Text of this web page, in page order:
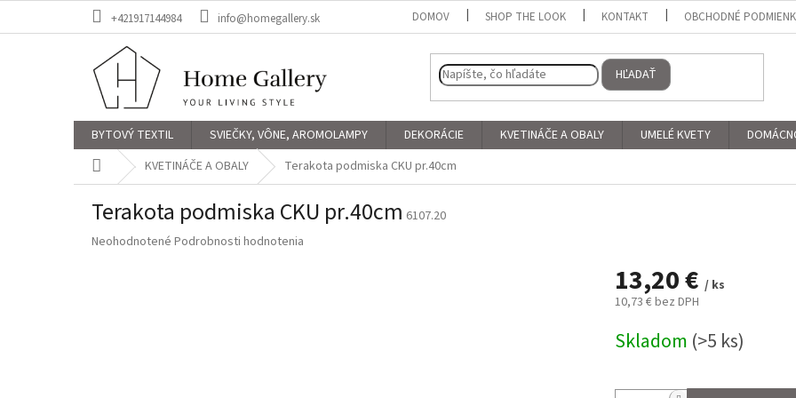
+421917144984 info@homegallery.sk DOMOV SHOP THE LOOK KONTAKT OBCHODNÉ
HĽADAŤ
BYTOVÝ TEXTIL SVIEČKY, VÔNE, AROMOLAMPY DEKORÁCIE KVETINÁČE A OBALY UMELÉ KVETY
DomovKVETINÁČE A OBALY Terakota podmiska CKU pr.40cm
Terakota podmiska CKU pr.40cm 6107.20
Priemerné
Neohodnotené Podrobnosti hodnotenia
13,20 € / ks
10,73 € bez DPH
cena:
Skladom (>5 ks)